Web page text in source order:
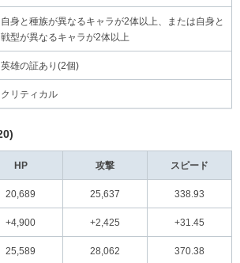
自身と種族が異なるキャラが2体以上、または自身と
戦型が異なるキャラが2体以上
英雄の証あり(2個)
クリティカル
HP 攻撃 スピード
20,689 25,637 338.93
+4,900 +2,425 +31.45
25,589 28,062 370.38